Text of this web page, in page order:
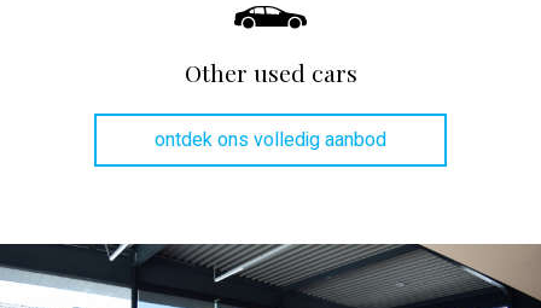
Other used cars
ontdek ons volledig aanbod